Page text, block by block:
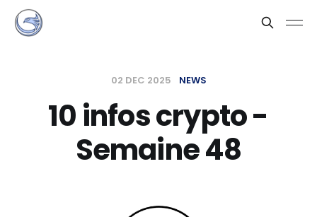
02 DEC 2025 NEWS
10 infos crypto -
Semaine 48